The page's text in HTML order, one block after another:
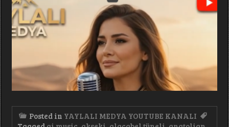
#PsychedelicRock
Posted in YAYLALI MEDYA YOUTUBE KANALI